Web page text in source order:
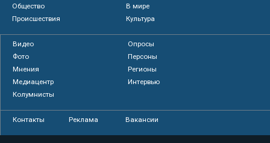
Общество
В мире
Происшествия
Культура
Видео
Опросы
Фото
Персоны
Мнения
Регионы
Медиацентр
Интервью
Колумнисты
Контакты Реклама Вакансии